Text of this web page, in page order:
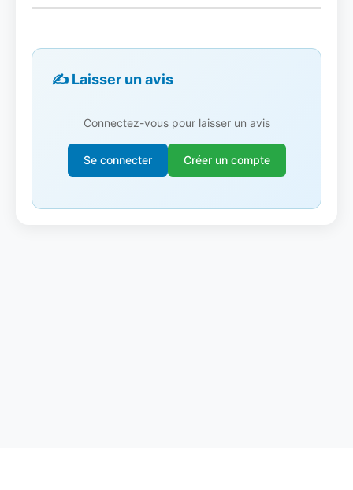
✍️ Laisser un avis
Connectez-vous pour laisser un avis
Se connecter Créer un compte